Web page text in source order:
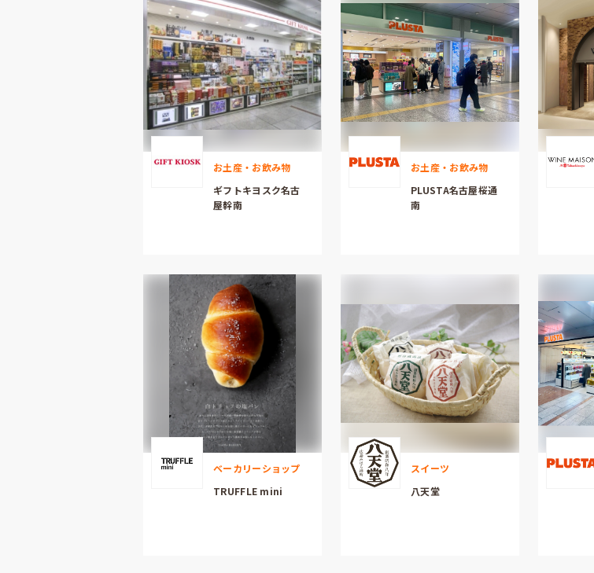
お土産・お飲み物
ギフトキヨスク名古
屋幹南
お土産・お飲み物
PLUSTA名古屋桜通
南
ベーカリーショップ
TRUFFLE mini
スイーツ
八天堂